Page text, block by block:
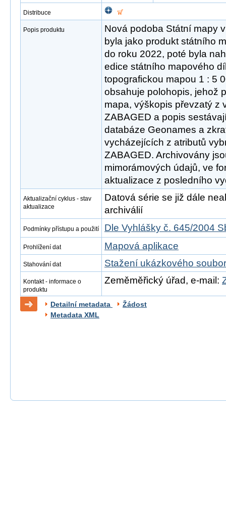
Distribuce
Popis produktu
Nová podoba Státní mapy
byla jako produkt státního
do roku 2022, poté byla
edice státního mapového
topografickou mapou 1 : 5
obsahuje polohopis, jehož
mapa, výškopis převzatý z
ZABAGED a popis
databáze Geonames a
vycházejících z atributů
ZABAGED. Archivovány
mimorámových údajů, ve
aktualizace z posledního
Aktualizační cyklus - stav
aktualizace
Datová série se již dále
archiválií
Podmínky přístupu a použití Dle Vyhlášky č. 645/2004
Prohlížení dat Mapová aplikace
Stahování dat Stažení ukázkového
Kontakt - informace o
produktu
Zeměměřický úřad, e-mail:
Detailní metadata
Žádost
Metadata XML